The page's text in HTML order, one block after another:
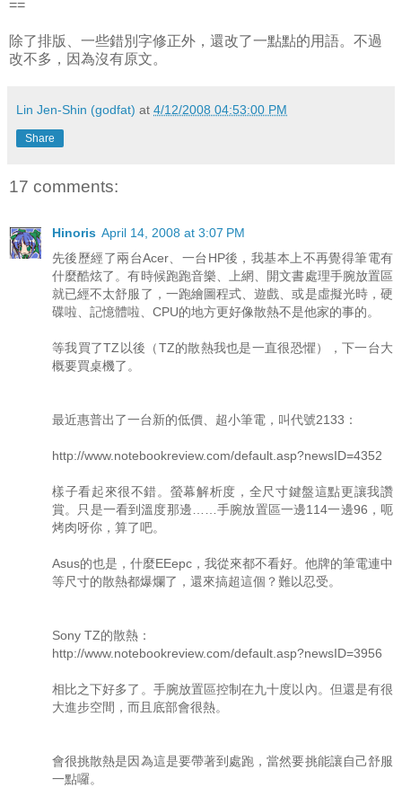
==
除了排版、一些錯別字修正外，還改了一點點的用語。不過
改不多，因為沒有原文。
Lin Jen-Shin (godfat) at 4/12/2008 04:53:00 PM
Share
17 comments:
Hinoris April 14, 2008 at 3:07 PM
先後歷經了兩台Acer、一台HP後，我基本上不再覺得筆電有
什麼酷炫了。有時候跑跑音樂、上網、開文書處理手腕放置區
就已經不太舒服了，一跑繪圖程式、遊戲、或是虛擬光時，硬
碟啦、記憶體啦、CPU的地方更好像散熱不是他家的事的。
等我買了TZ以後（TZ的散熱我也是一直很恐懼），下一台大
概要買桌機了。
最近惠普出了一台新的低價、超小筆電，叫代號2133：
http://www.notebookreview.com/default.asp?newsID=4352
樣子看起來很不錯。螢幕解析度，全尺寸鍵盤這點更讓我讚
賞。只是一看到溫度那邊……手腕放置區一邊114一邊96，呃
烤肉呀你，算了吧。
Asus的也是，什麼EEepc，我從來都不看好。他牌的筆電連中
等尺寸的散熱都爆爛了，還來搞超這個？難以忍受。
Sony TZ的散熱：
http://www.notebookreview.com/default.asp?newsID=3956
相比之下好多了。手腕放置區控制在九十度以內。但還是有很
大進步空間，而且底部會很熱。
會很挑散熱是因為這是要帶著到處跑，當然要挑能讓自己舒服
一點囉。